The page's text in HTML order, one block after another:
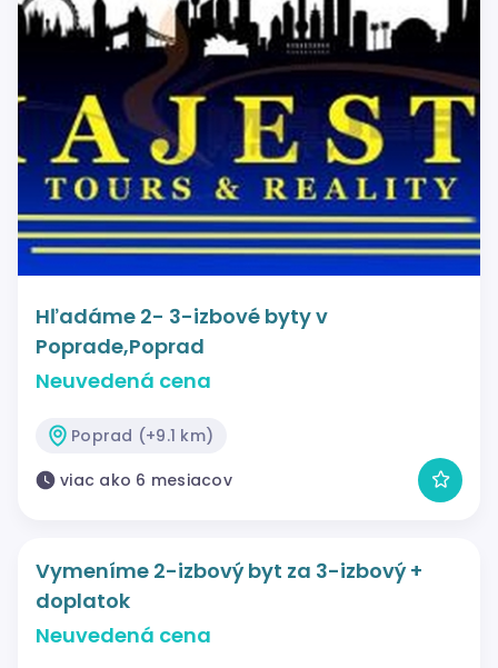
Hľadáme 2- 3-izbové byty v
Poprade,Poprad
Neuvedená cena
Poprad (+9.1 km)
viac ako 6 mesiacov
Vymeníme 2-izbový byt za 3-izbový +
doplatok
Neuvedená cena